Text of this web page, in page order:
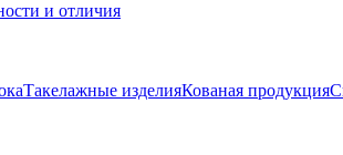
и отличия
Такелажные изделияКованая продукция